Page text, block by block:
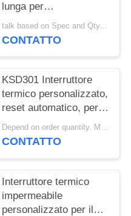
lunga per
apparecchiature di
riscaldamento solare
talk based on Spec and Qty. MOQ:1000 pezzi
CONTATTO
KSD301 Interruttore
termico personalizzato,
reset automatico, per
macchine per la pulizia
della neve
Depend on order quantity. MOQ:1000 pezzi, supportano anche la quantità di campioni o test.
CONTATTO
Interruttore termico
impermeabile
personalizzato per il